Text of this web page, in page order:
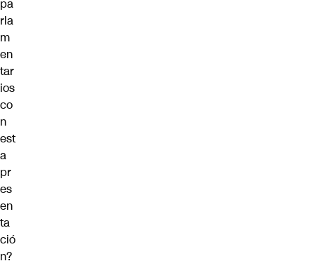
pa
rla
m
en
tar
ios
co
n
est
a
pr
es
en
ta
ció
n?